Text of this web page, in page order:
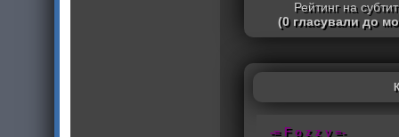
Рейтинг на
(0 гласували до
-= F o z z y =-